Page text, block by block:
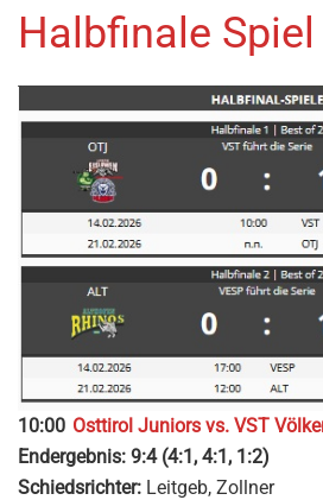
Halbfinale Spiel
10:00 Osttirol Juniors vs. VST
Endergebnis: 9:4 (4:1, 4:1, 1:2)
Schiedsrichter: Leitgeb, Zollner